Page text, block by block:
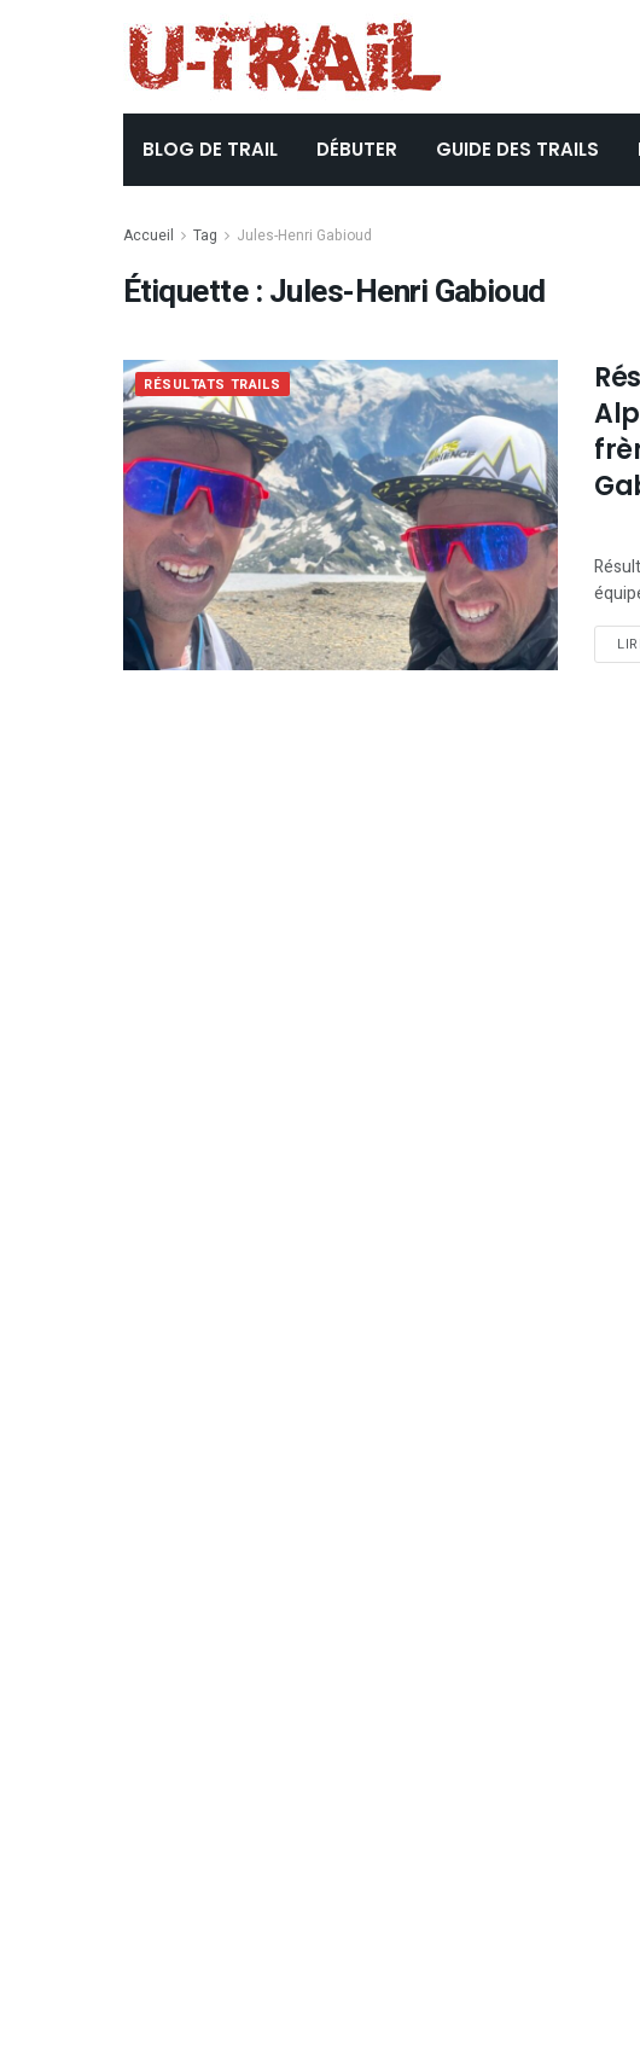
BLOG DE TRAIL DÉBUTER GUIDE DES TRAILS
Accueil Tag Jules-Henri Gabioud
Étiquette :Jules-Henri Gabioud
RÉSULTATS TRAILS